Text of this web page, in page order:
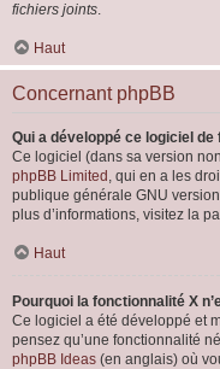
fichiers joints.
Haut
Concernant phpBB
Qui a développé ce logiciel de
Ce logiciel (dans sa version
phpBB Limited , qui en a les
publique générale GNU
plus d’informations, visitez la
Haut
Pourquoi la fonctionnalité X
Ce logiciel a été développé et
pensez qu’une fonctionnalité
phpBB Ideas (en anglais) où